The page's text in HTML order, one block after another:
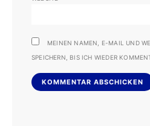
MEINEN NAMEN, E-MAIL UND
SPEICHERN, BIS ICH WIEDER